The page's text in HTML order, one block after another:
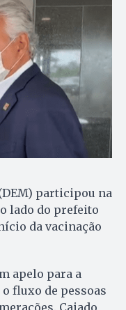
participou na
lado do prefeito
da vacinação
apelo para a
fluxo de pessoas